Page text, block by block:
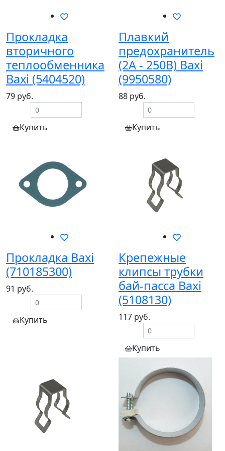
Прокладка
вторичного
теплообменника
Baxi (5404520)
79 руб.
Купить
Плавкий
предохранитель
(2А - 250В) Baxi
(9950580)
88 руб.
Купить
Прокладка Baxi
(710185300)
91 руб.
Купить
Крепежные
клипсы трубки
бай-пасса Baxi
(5108130)
117 руб.
Купить